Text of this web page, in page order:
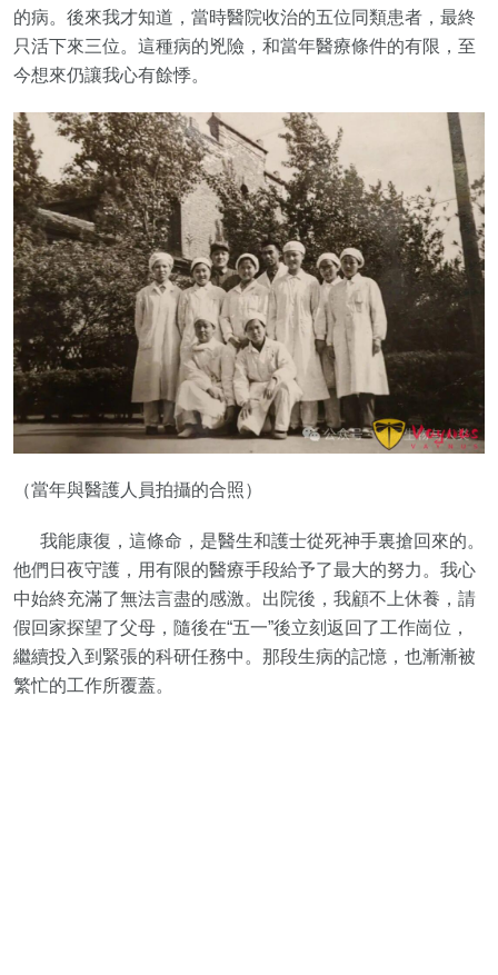
的病。後來我才知道，當時醫院收治的五位同類患者，最終
只活下來三位。這種病的兇險，和當年醫療條件的有限，至
今想來仍讓我心有餘悸。
（當年與醫護人員拍攝的合照）
我能康復，這條命，是醫生和護士從死神手裏搶回來的。
他們日夜守護，用有限的醫療手段給予了最大的努力。我心
中始終充滿了無法言盡的感激。出院後，我顧不上休養，請
假回家探望了父母，隨後在“五一”後立刻返回了工作崗位，
繼續投入到緊張的科研任務中。那段生病的記憶，也漸漸被
繁忙的工作所覆蓋。